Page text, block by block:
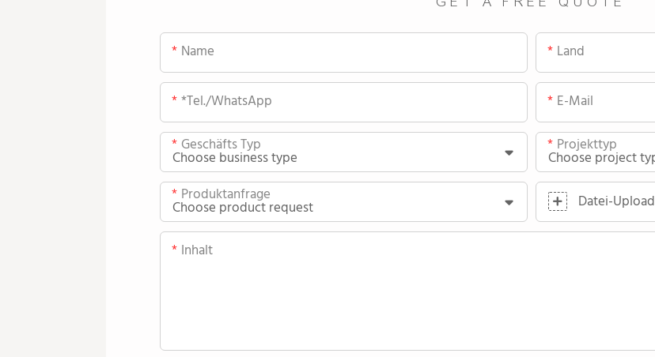
Name Land
*Tel./WhatsApp E-Mail
Geschäfts Typ Projekttyp
Produktanfrage Datei-Upload
Inhalt